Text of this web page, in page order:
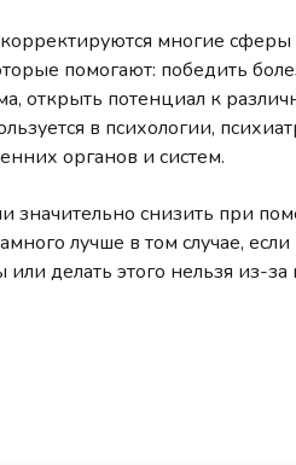
многие сферы
помогают: победить
открыть потенциал к
в психологии,
органов и систем.
снизить при
лучше в том случае,
делать этого нельзя из-